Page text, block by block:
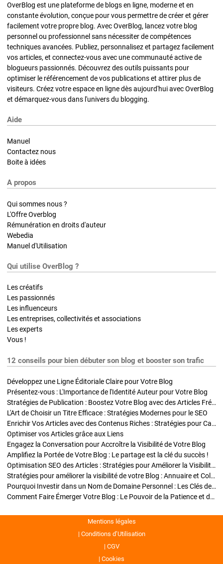
OverBlog est une plateforme de blogs en ligne, moderne et en
constante évolution, conçue pour vous permettre de créer et gérer
facilement votre propre blog. Avec OverBlog, lancez votre blog
personnel ou professionnel sans nécessiter de compétences
techniques avancées. Publiez, personnalisez et partagez facilement
vos articles, et connectez-vous avec une communauté active de
blogueurs passionnés. Découvrez des outils puissants pour
optimiser le référencement de vos publications et attirer plus de
visiteurs. Créez votre espace en ligne dès aujourd'hui avec OverBlog
et démarquez-vous dans l'univers du blogging.
Aide
Manuel
Contactez nous
Boite à idées
A propos
Qui sommes nous ?
L'Offre Overblog
Rémunération en droits d'auteur
Webedia
Manuel d'Utilisation
Qui utilise OverBlog ?
Les créatifs
Les passionnés
Les influenceurs
Les entreprises, collectivités et associations
Les experts
Vous !
12 conseils pour bien débuter son blog et booster son trafic
Développez une Ligne Éditoriale Claire pour Votre Blog
Présentez-vous : L'Importance de l'Identité Auteur pour Votre Blog
Stratégies de Publication : Boostez Votre Blog avec des Articles Fréquents et Exclusifs
L'Art de Choisir un Titre Efficace : Stratégies Modernes pour le SEO
Enrichir Vos Articles avec des Contenus Riches : Stratégies pour Captiver et Optimiser
Optimiser vos Articles grâce aux Liens
Engagez la Conversation pour Accroître la Visibilité de Votre Blog
Amplifiez la Portée de Votre Blog : Le partage est la clé du succès !
Optimisation SEO des Articles : Stratégies pour Améliorer la Visibilité de Votre Blog
Stratégies pour améliorer la visibilité de votre Blog : Annuaire et Collaborations
Pourquoi Investir dans un Nom de Domaine Personnel : Les Clés de la Réussite de Votre Blog
Comment Faire Émerger Votre Blog : Le Pouvoir de la Patience et de la Persévérance
Mentions légales
Conditions d’Utilisation
CGV
Cookies